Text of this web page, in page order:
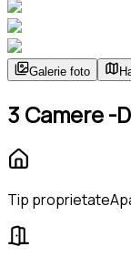
Galerie foto
3 Camere -
Tip proprietate